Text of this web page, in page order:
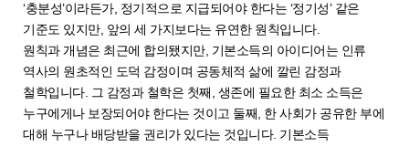
‘충분성’이라든가, 정기적으로 지급되어야 한다는 ‘정기성’ 같은
기준도 있지만, 앞의 세 가지보다는 유연한 원칙입니다.
원칙과 개념은 최근에 합의됐지만, 기본소득의 아이디어는 인류
역사의 원초적인 도덕 감정이며 공동체적 삶에 깔린 감정과
철학입니다. 그 감정과 철학은 첫째, 생존에 필요한 최소 소득은
누구에게나 보장되어야 한다는 것이고 둘째, 한 사회가 공유한 부에
대해 누구나 배당받을 권리가 있다는 것입니다. 기본소득